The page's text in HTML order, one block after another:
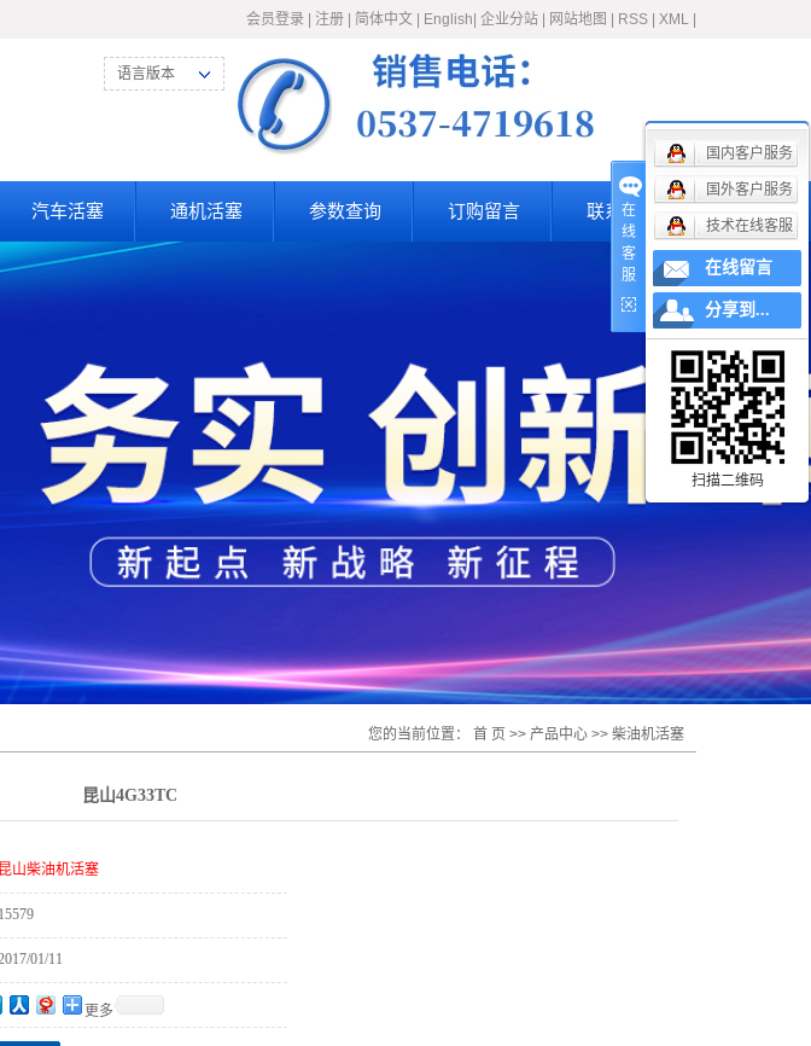
会员登录 注册 简体中文 English 企业分站 网站地图 RSS XML
语言版本
汽车活塞 通机活塞 参数查询 订购留言 联系我们
您的当前位置： 首 页 >> 产品中心 >> 柴油机活塞
昆山4G33TC
昆山柴油机活塞
15579
01/11
更多
在
线
客
服
国内客户服务
国外客户服务
技术在线客服
在线留言
分享到...
扫描二维码